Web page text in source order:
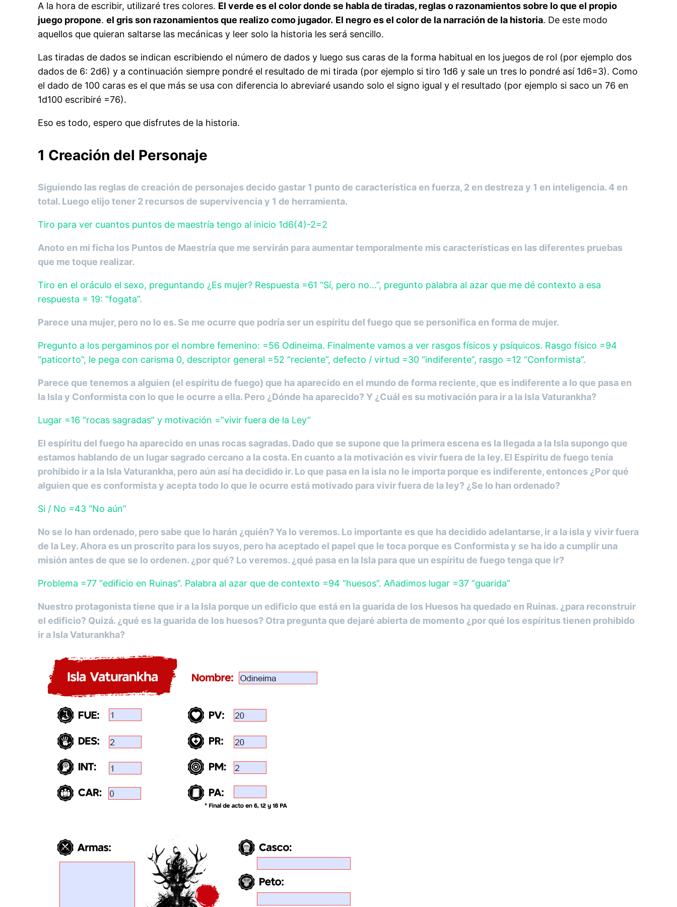
A la hora de escribir, utilizaré tres colores. El verde es el color donde se habla de tiradas, reglas o razonamientos sobre lo que el propio
juego propone.el gris son razonamientos que realizo como jugador. El negro es el color de la narración de la historia. De este modo
aquellos que quieran saltarse las mecánicas y leer solo la historia les será sencillo.
Las tiradas de dados se indican escribiendo el número de dados y luego sus caras de la forma habitual en los juegos de rol (por ejemplo dos
dados de 6: 2d6) y a continuación siempre pondré el resultado de mi tirada (por ejemplo si tiro 1d6 y sale un tres lo pondré así 1d6=3). Como
el dado de 100 caras es el que más se usa con diferencia lo abreviaré usando solo el signo igual y el resultado (por ejemplo si saco un 76 en
1d100 escribiré =76).
Eso es todo, espero que disfrutes de la historia.
1 Creación del Personaje
Siguiendo las reglas de creación de personajes decido gastar 1 punto de característica en fuerza, 2 en destreza y 1 en inteligencia. 4 en
total. Luego elijo tener 2 recursos de supervivencia y 1 de herramienta.
Tiro para ver cuantos puntos de maestría tengo al inicio 1d6(4)-2=2
Anoto en mi ficha los Puntos de Maestría que me servirán para aumentar temporalmente mis características en las diferentes pruebas
que me toque realizar.
Tiro en el oráculo el sexo, preguntando ¿Es mujer? Respuesta =61 “Sí, pero no…”, pregunto palabra al azar que me dé contexto a esa
respuesta = 19: “fogata”.
Parece una mujer, pero no lo es. Se me ocurre que podría ser un espíritu del fuego que se personifica en forma de mujer.
Pregunto a los pergaminos por el nombre femenino: =56 Odineima. Finalmente vamos a ver rasgos físicos y psíquicos. Rasgo físico =94
“paticorto”, le pega con carisma 0, descriptor general =52 “reciente”, defecto / virtud =30 “indiferente”, rasgo =12 “Conformista”.
Parece que tenemos a alguien (el espíritu de fuego) que ha aparecido en el mundo de forma reciente, que es indiferente a lo que pasa en
la Isla y Conformista con lo que le ocurre a ella. Pero ¿Dónde ha aparecido? Y ¿Cuál es su motivación para ir a la Isla Vaturankha?
Lugar =16 “rocas sagradas” y motivación =”vivir fuera de la Ley”
El espíritu del fuego ha aparecido en unas rocas sagradas. Dado que se supone que la primera escena es la llegada a la Isla supongo que
estamos hablando de un lugar sagrado cercano a la costa. En cuanto a la motivación es vivir fuera de la ley. El Espíritu de fuego tenía
prohibido ir a la Isla Vaturankha, pero aún así ha decidido ir. Lo que pasa en la isla no le importa porque es indiferente, entonces ¿Por qué
alguien que es conformista y acepta todo lo que le ocurre está motivado para vivir fuera de la ley? ¿Se lo han ordenado?
Si / No =43 “No aún”
No se lo han ordenado, pero sabe que lo harán ¿quién? Ya lo veremos. Lo importante es que ha decidido adelantarse, ir a la isla y vivir fuera
de la Ley. Ahora es un proscrito para los suyos, pero ha aceptado el papel que le toca porque es Conformista y se ha ido a cumplir una
misión antes de que se lo ordenen. ¿por qué? Lo veremos. ¿qué pasa en la Isla para que un espíritu de fuego tenga que ir?
Problema =77 “edificio en Ruinas”. Palabra al azar que de contexto =94 “huesos”. Añadimos lugar =37 “guarida”
Nuestro protagonista tiene que ir a la Isla porque un edificio que está en la guarida de los Huesos ha quedado en Ruinas. ¿para reconstruir
el edificio? Quizá. ¿qué es la guarida de los huesos? Otra pregunta que dejaré abierta de momento ¿por qué los espíritus tienen prohibido
ir a Isla Vaturankha?